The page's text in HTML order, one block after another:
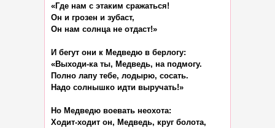
«Где нам с этаким сражаться!
Он и грозен и зубаст,
Он нам солнца не отдаст!»
И бегут они к Медведю в берлогу:
«Выходи-ка ты, Медведь, на подмогу.
Полно лапу тебе, лодырю, сосать.
Надо солнышко идти выручать!»
Но Медведю воевать неохота:
Ходит-ходит он, Медведь, круг болота,